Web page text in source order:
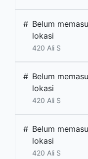
# Belum
lokasi
420 Ali S
# Belum
lokasi
420 Ali S
# Belum
lokasi
420 Ali S